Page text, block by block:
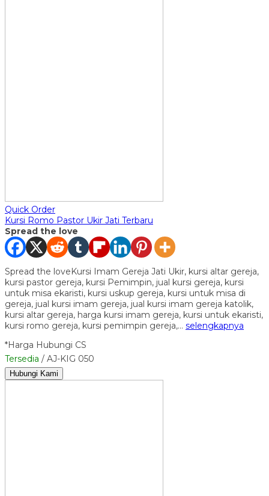
Quick Order
Kursi Romo Pastor Ukir Jati Terbaru
Spread the love
Spread the loveKursi Imam Gereja Jati Ukir, kursi altar gereja,
kursi pastor gereja, kursi Pemimpin, jual kursi gereja, kursi
untuk misa ekaristi, kursi uskup gereja, kursi untuk misa di
gereja, jual kursi imam gereja, jual kursi imam gereja katolik,
kursi altar gereja, harga kursi imam gereja, kursi untuk ekaristi,
kursi romo gereja, kursi pemimpin gereja,… selengkapnya
*Harga Hubungi CS
Tersedia / AJ-KIG 050
Hubungi Kami